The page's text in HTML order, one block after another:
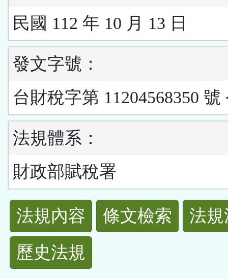
民國 112 年 10 月 13 日
發文字號：
台財稅字第 11204568350 號
法規體系：
財政部賦稅署
法
規
功
法規內容 條文檢索
法
歷史法規